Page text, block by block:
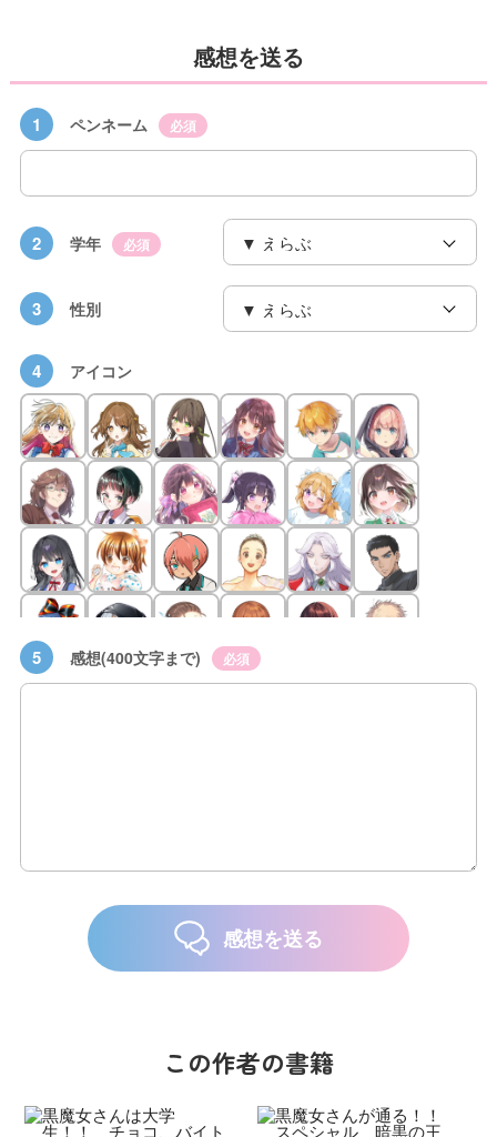
感想を送る
1 ペンネーム 必須
2 学年 必須
3 性別
4 アイコン
5 感想(400文字まで) 必須
感想を送る
この作者の書籍